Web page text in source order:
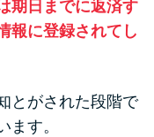
期日までに返済す
報に登録されてし
とがされた段階で
ます。